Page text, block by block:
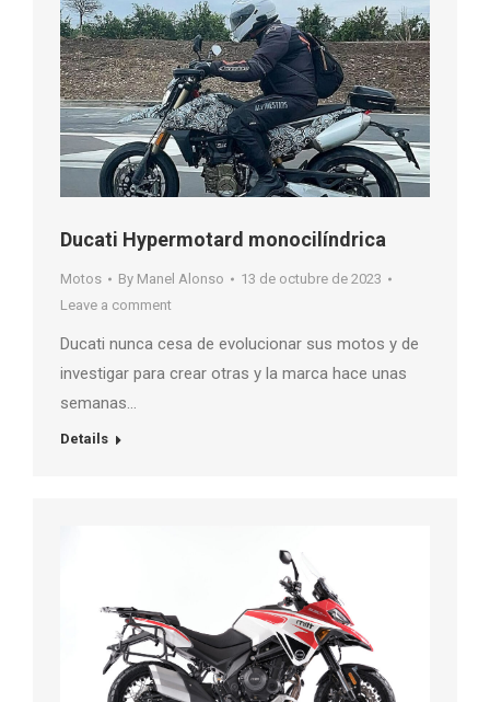
Ducati Hypermotard monocilíndrica
Motos By Manel Alonso
13 de octubre de 2023
Leave a comment
Ducati nunca cesa de evolucionar sus motos y de
investigar para crear otras y la marca hace unas
semanas…
Details